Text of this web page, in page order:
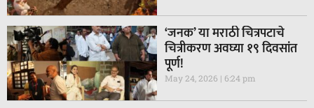
‘जनक’ या मराठी चित्रपटाचे
चित्रीकरण अवघ्या १९ दिवसांत
पूर्ण!
May 24, 2026 6:24 pm